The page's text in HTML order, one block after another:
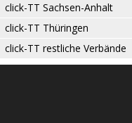
click-TT Sachsen-Anhalt
click-TT Thüringen
click-TT restliche Verbände